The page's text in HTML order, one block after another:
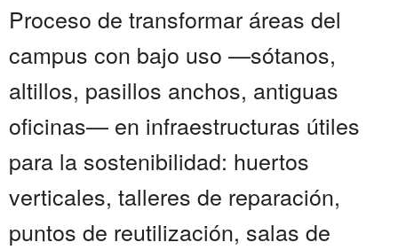
Proceso de transformar áreas del
campus con bajo uso —sótanos,
altillos, pasillos anchos, antiguas
oficinas— en infraestructuras útiles
para la sostenibilidad: huertos
verticales, talleres de reparación,
puntos de reutilización, salas de